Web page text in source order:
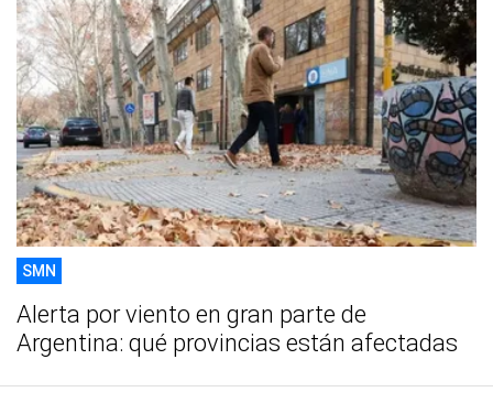
SMN
Alerta por viento en gran parte de
Argentina: qué provincias están afectadas